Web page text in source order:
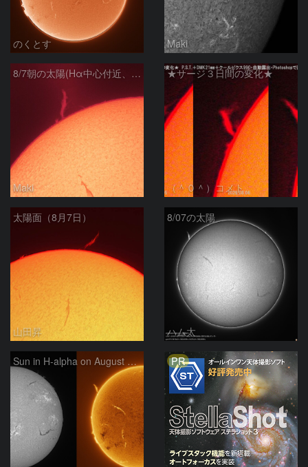
のくとす Maki
8/7朝の太陽(Hα中心付近、プロミネンス)
Maki
★サージ３日間の変化★
（＾０＾）コメト
太陽面（8月7日）
山田昇
8/07の太陽
ハム太
Sun in H-alpha on August 7, 2026 PR